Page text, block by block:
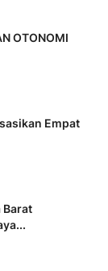
OTONOMI
Empat
Barat